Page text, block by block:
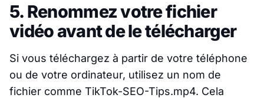
5. Renommez votre fichier
vidéo avant de le télécharger
Si vous téléchargez à partir de votre téléphone
ou de votre ordinateur, utilisez un nom de
fichier comme TikTok-SEO-Tips.mp4. Cela